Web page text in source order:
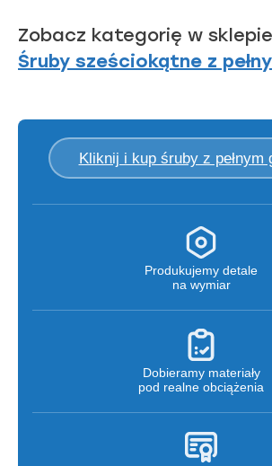
Zobacz kategorię w
Śruby sześciokątne z
Kliknij i kup śruby z pełnym
Produkujemy detale
na wymiar
Dobieramy materiały
pod realne obciążenia